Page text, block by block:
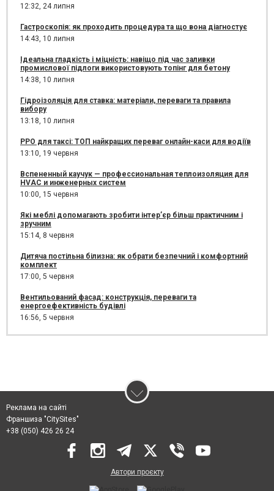
12:32, 24 липня
Гастроскопія: як проходить процедура та що вона діагностує
14:43, 10 липня
Ідеальна гладкість і міцність: навіщо під час заливки
промислової підлоги використовують топінг для бетону
14:38, 10 липня
Гідроізоляція для ставка: матеріали, переваги та правила
вибору
13:18, 10 липня
РРО для таксі: ТОП найкращих переваг онлайн-каси для водіїв
13:10, 19 червня
Вспененный каучук — профессиональная теплоизоляция для
HVAC и инженерных систем
10:00, 15 червня
Які меблі допомагають зробити інтер’єр більш практичним і
зручним
15:14, 8 червня
Дитяча постільна білизна: як обрати безпечний і комфортний
комплект
17:00, 5 червня
Вентильований фасад: конструкція, переваги та
енергоефективність будівлі
16:56, 5 червня
Реклама на сайті
Франшиза "CitySites"
+38 (050) 426 26 24
Автори проєкту